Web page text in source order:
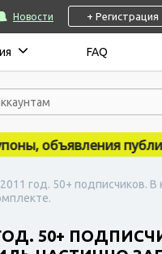
Новости + Регистрация
FAQ
объявления
год. 50+ подписчиков.
50+